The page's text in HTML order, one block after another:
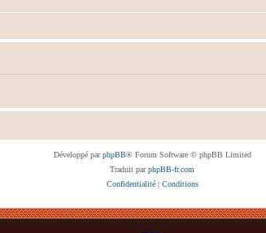
Développé parphpBB® Forum Software © phpBB Limited
Traduit parphpBB-fr.com
Confidentialité| Conditions